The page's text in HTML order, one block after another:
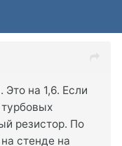
на 1,6. Если
резистор. По
стенде на